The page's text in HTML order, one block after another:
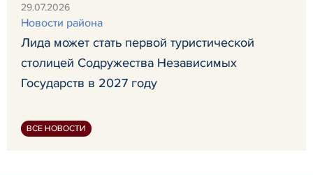
29.07.2026
Новости района
Лида может стать первой туристической
столицей Содружества Независимых
Государств в 2027 году
ВСЕ НОВОСТИ